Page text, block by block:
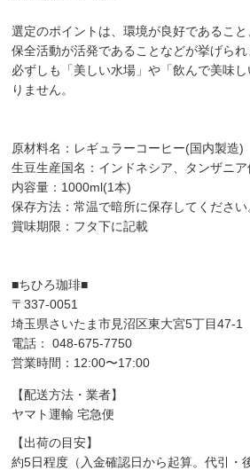
選定のポイントは、環境が良好であるこ
保全活動が活発であることなどが挙げられ
必ずしも「美しい水場」や「飲んで美味
りません。
原材料名：レギュラーコーヒー(国内製造)
生豆生産国名：インドネシア、タンザニア
内容量：1000ml(1本)
保存方法：常温で暗所に保存してくださ
賞味期限：フタ下に記載
■ちひろ珈琲■
〒337-0051
埼玉県さいたま市見沼区東大宮5丁目47-1
電話： 048-675-7750
営業時間：12:00〜17:00
【配送方法・業者】
ヤマト運輸 宅急便
【出荷の目安】
約5日程度（入金確認日から起算。代引・